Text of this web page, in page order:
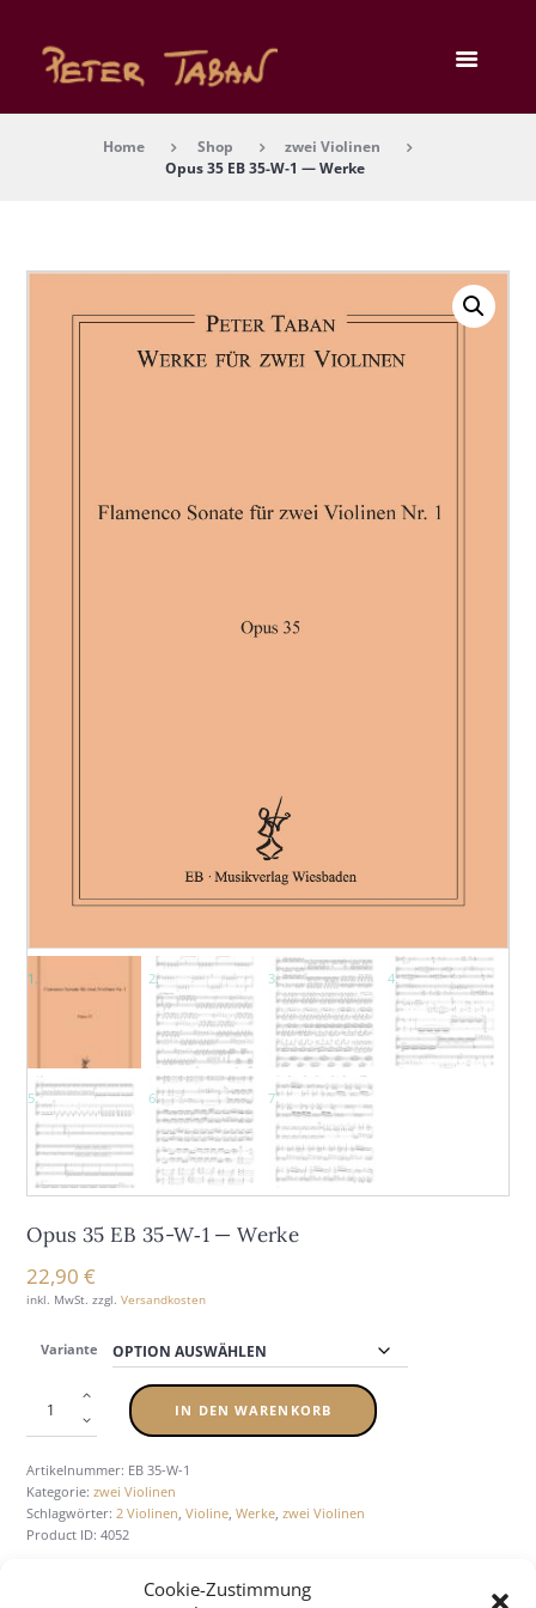
Cookie-Zustimmung
Home Shop
zwei Violinen
Opus 35 EB 35-W‑1 — Wer­ke
Opus 35 EB 35-W‑1 — Wer­ke
22,90€
inkl. MwSt. zzgl.Versandkosten
Variante
IN DEN WARENKORB
Artikelnummer: EB 35-W-1
Kategorie:zwei Violinen
Schlagwörter:2 Violinen,Violine,Werke,zwei Violinen
Product ID:4052